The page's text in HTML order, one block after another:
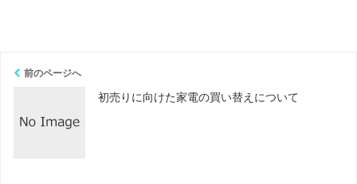
前のページへ
初売りに向けた家電の買い替えについて